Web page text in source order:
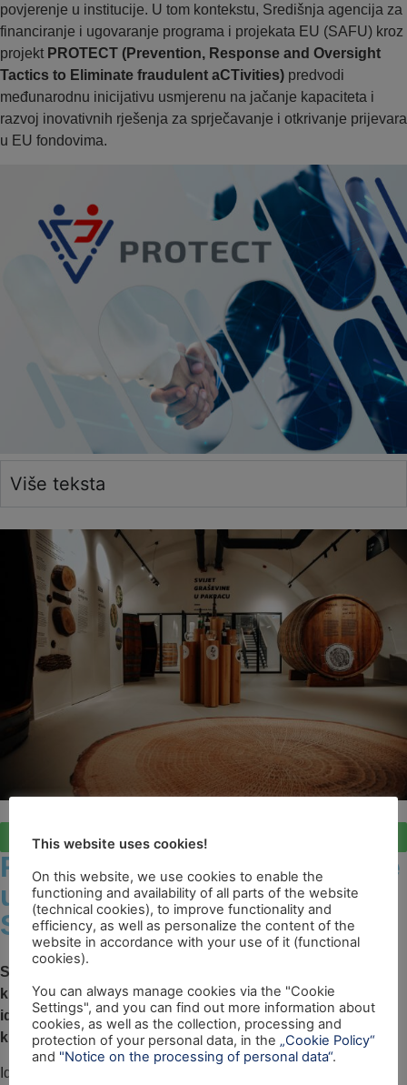
povjerenje u institucije. U tom kontekstu, Središnja agencija za
financiranje i ugovaranje programa i projekata EU (SAFU) kroz
projekt PROTECT (Prevention, Response and Oversight
Tactics to Eliminate fraudulent aCTivities) predvodi
međunarodnu inicijativu usmjerenu na jačanje kapaciteta i
razvoj inovativnih rješenja za sprječavanje i otkrivanje prijevara
u EU fondovima.
Više teksta
Vi imate riječ
Prvi hibrid muzeja i knjižnice
u Hrvatskoj: Priča o
Spahijskom podrumu
Spahijski podrum danas nosi titulu prvog hibrida muzeja i
knjižnice u Hrvatskoj. Kako je došlo do ove jedinstvene
ideje i što ona znači za grad Pakrac, županiju, ali i širu
kulturno-turističku scenu Hrvatske?
Ideja o stvaranju prvog hibrida muzeja i knjižnice u Hrvatskoj
This website uses cookies!
On this website, we use cookies to enable the
functioning and availability of all parts of the website
(technical cookies), to improve functionality and
efficiency, as well as personalize the content of the
website in accordance with your use of it (functional
cookies).
You can always manage cookies via the "Cookie
Settings", and you can find out more information about
cookies, as well as the collection, processing and
protection of your personal data, in the „Cookie Policy“
and "Notice on the processing of personal data“.